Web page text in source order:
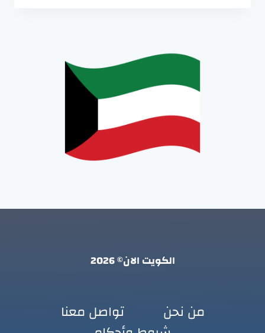
الكويت الان© 2026
من نحن
تواصل معنا